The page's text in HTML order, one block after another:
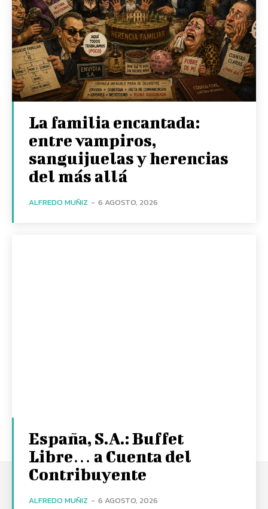
La familia encantada:
entre vampiros,
sanguijuelas y herencias
del más allá
ALFREDO MUÑIZ - 6 AGOSTO, 2026
España, S.A.: Buffet
Libre… a Cuenta del
Contribuyente
ALFREDO MUÑIZ - 6 AGOSTO, 2026